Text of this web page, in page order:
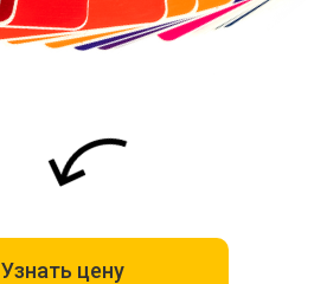
Узнать цену